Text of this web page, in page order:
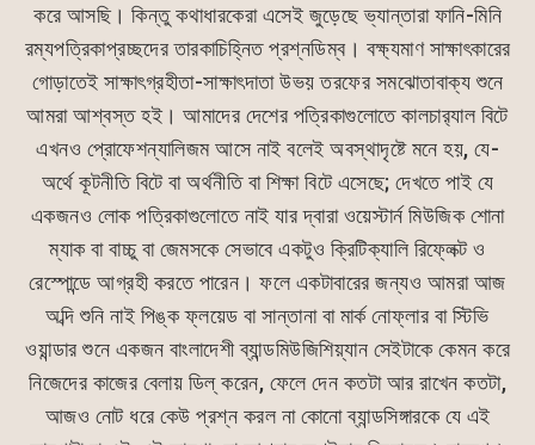
করে আসছি। কিন্তু কথাধারকেরা এসেই জুড়েছে ভ্যান্তারা ফানি-মিনি
রম্যপত্রিকাপ্রচ্ছদের তারকাচিহ্নিত প্রশ্নডিম্ব। বক্ষ্যমাণ সাক্ষাৎকারের
গোড়াতেই সাক্ষাৎগ্রহীতা-সাক্ষাৎদাতা উভয় তরফের সমঝোতাবাক্য শুনে
আমরা আশ্বস্ত হই। আমাদের দেশের পত্রিকাগুলোতে কালচার‍্যাল বিটে
এখনও প্রোফেশন্যালিজম আসে নাই বলেই অবস্থাদৃষ্টে মনে হয়, যে-
অর্থে কূটনীতি বিটে বা অর্থনীতি বা শিক্ষা বিটে এসেছে; দেখতে পাই যে
একজনও লোক পত্রিকাগুলোতে নাই যার দ্বারা ওয়েস্টার্ন মিউজিক শোনা
ম্যাক বা বাচ্চু বা জেমসকে সেভাবে একটুও ক্রিটিক্যালি রিফ্লেক্ট ও
রেস্পোন্ডে আগ্রহী করতে পারেন। ফলে একটাবারের জন্যও আমরা আজ
অব্দি শুনি নাই পিঙ্ক ফ্লয়েড বা সান্তানা বা মার্ক নোফ্লার বা স্টিভি
ওয়ান্ডার শুনে একজন বাংলাদেশী ব্যান্ডমিউজিশিয়্যান সেইটাকে কেমন করে
নিজেদের কাজের বেলায় ডিল্ করেন, ফেলে দেন কতটা আর রাখেন কতটা,
আজও নোট ধরে কেউ প্রশ্ন করল না কোনো ব্যান্ডসিঙ্গারকে যে এই